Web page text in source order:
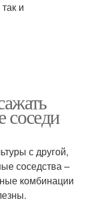
и
соседи
с другой,
соседства –
комбинации